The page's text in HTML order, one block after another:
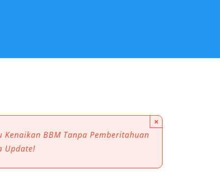
BBM Tanpa Pemberitahuan
Update!
×